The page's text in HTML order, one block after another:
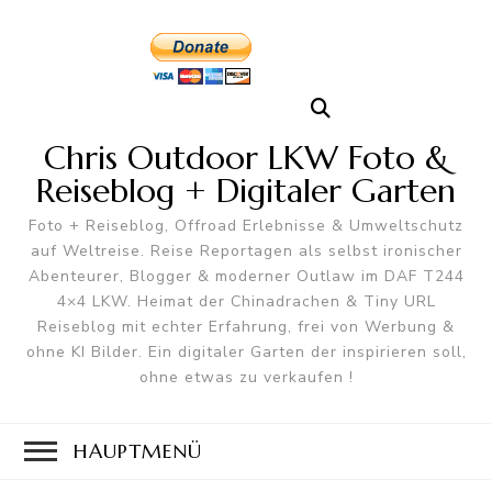
Chris Outdoor LKW Foto &
Reiseblog + Digitaler Garten
Foto + Reiseblog, Offroad Erlebnisse & Umweltschutz
auf Weltreise. Reise Reportagen als selbst ironischer
Abenteurer, Blogger & moderner Outlaw im DAF T244
4×4 LKW. Heimat der Chinadrachen & Tiny URL
Reiseblog mit echter Erfahrung, frei von Werbung &
ohne KI Bilder. Ein digitaler Garten der inspirieren soll,
ohne etwas zu verkaufen !
HAUPTMENÜ